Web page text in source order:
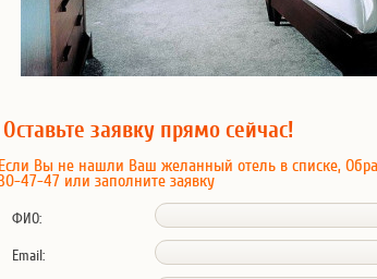
Оставьте заявку прямо сейчас!
Если Вы не нашли Ваш желанный отель в списке,
47-47 или заполните заявку
ФИО:
Email: